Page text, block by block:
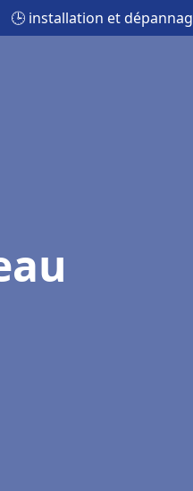
🕒 installation et